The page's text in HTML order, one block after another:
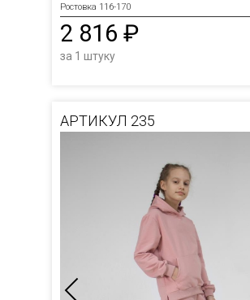
Ростовка 116-170
2 816 ₽
за 1 штуку
АРТИКУЛ 235